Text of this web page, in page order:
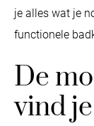
je alles wat je
functionele
De
vind